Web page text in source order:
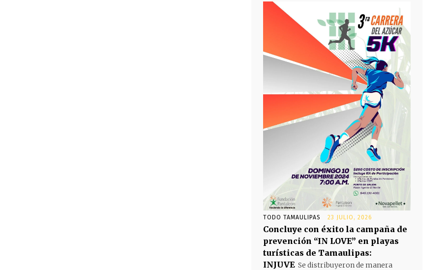
TODO TAMAULIPAS 23 JULIO, 2026
Concluye con éxito la campaña de
prevención “IN LOVE” en playas
turísticas de Tamaulipas:
INJUVE Se distribuyeron de manera